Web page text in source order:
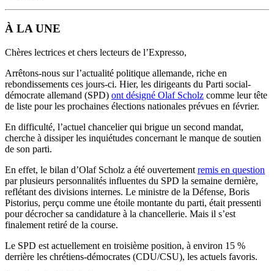
À LA UNE
Chères lectrices et chers lecteurs de l’Expresso,
Arrêtons-nous sur l’actualité politique allemande, riche en
rebondissements ces jours-ci. Hier, les dirigeants du Parti social-
démocrate allemand (SPD) ont désigné Olaf Scholz comme leur tête
de liste pour les prochaines élections nationales prévues en février.
En difficulté, l’actuel chancelier qui brigue un second mandat,
cherche à dissiper les inquiétudes concernant le manque de soutien
de son parti.
En effet, le bilan d’Olaf Scholz a été ouvertement remis en question
par plusieurs personnalités influentes du SPD la semaine dernière,
reflétant des divisions internes. Le ministre de la Défense, Boris
Pistorius, perçu comme une étoile montante du parti, était pressenti
pour décrocher sa candidature à la chancellerie. Mais il s’est
finalement retiré de la course.
Le SPD est actuellement en troisième position, à environ 15 %
derrière les chrétiens-démocrates (CDU/CSU), les actuels favoris.